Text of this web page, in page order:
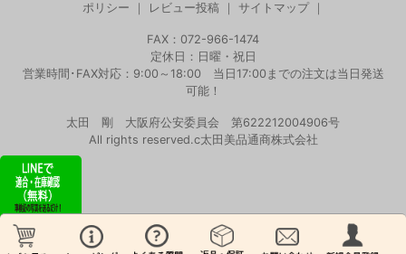
ポリシー
レビュー投稿｜ サイトマップ｜
FAX：072-966-1474
定休日：日曜・祝日
営業時間･FAX対応：9:00～18:00 当日17:00までの注文は当日発送
可能！
太田 剛 大阪府公安委員会 第622212004906号
All rights reserved.c太田美品通商株式会社